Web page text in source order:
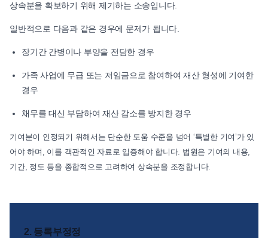
상속분을 확보하기 위해 제기하는 소송입니다.
일반적으로 다음과 같은 경우에 문제가 됩니다.
장기간 간병이나 부양을 전담한 경우
가족 사업에 무급 또는 저임금으로 참여하여 재산 형성에 기여한
경우
채무를 대신 부담하여 재산 감소를 방지한 경우
기여분이 인정되기 위해서는 단순한 도움 수준을 넘어 ‘특별한 기여’가 있
어야 하며, 이를 객관적인 자료로 입증해야 합니다. 법원은 기여의 내용,
기간, 정도 등을 종합적으로 고려하여 상속분을 조정합니다.
2. 등록부정정